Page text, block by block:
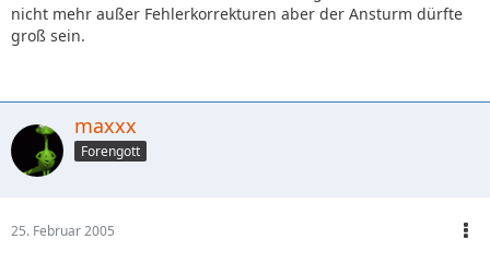
nicht mehr außer Fehlerkorrekturen aber der Ansturm dürfte
groß sein.
maxxx
Forengott
25. Februar 2005